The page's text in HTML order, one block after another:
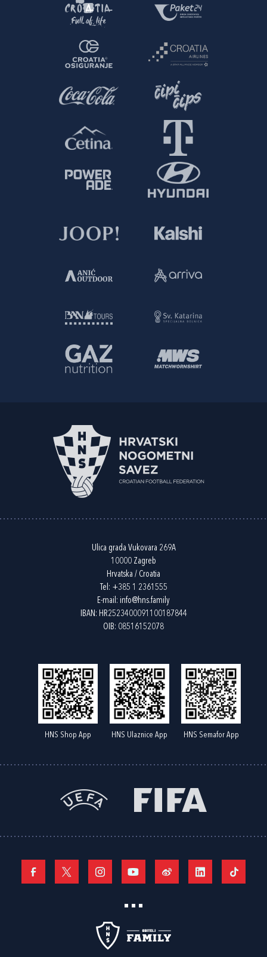
Ulica grada Vukovara 269A
10000 Zagreb
Hrvatska / Croatia
Tel: +385 1 2361555
E-mail: info@hns.family
IBAN: HR2523400091100187844
OIB: 08516152078
HNS Shop App HNS Ulaznice App HNS Semafor App